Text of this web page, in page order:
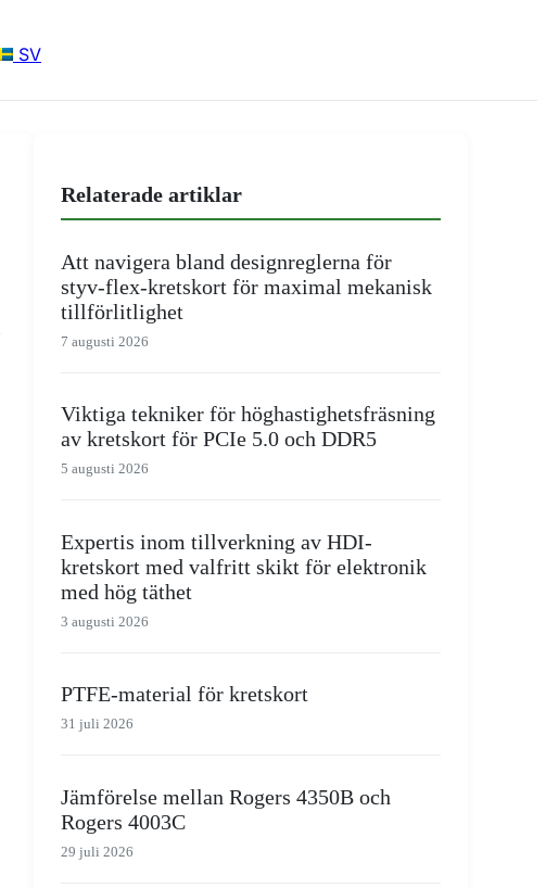
SV
Relaterade artiklar
Att navigera bland designreglerna för
styv-flex-kretskort för maximal mekanisk
tillförlitlighet
7 augusti 2026
Viktiga tekniker för höghastighetsfräsning
av kretskort för PCIe 5.0 och DDR5
5 augusti 2026
Expertis inom tillverkning av HDI-
kretskort med valfritt skikt för elektronik
med hög täthet
3 augusti 2026
PTFE-material för kretskort
31 juli 2026
Jämförelse mellan Rogers 4350B och
Rogers 4003C
29 juli 2026